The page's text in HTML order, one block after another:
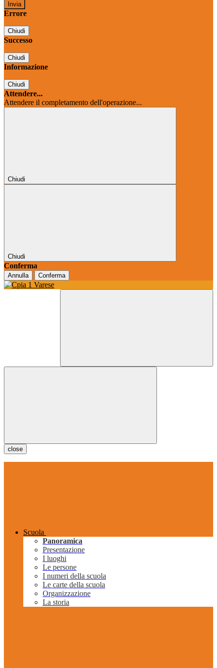
Errore
Chiudi
Successo
Chiudi
Informazione
Chiudi
Attendere...
Attendere il completamento dell'operazione...
Chiudi
Chiudi
Conferma
Annulla Conferma
close
Scuola
Panoramica
Presentazione
I luoghi
Le persone
I numeri della scuola
Le carte della scuola
Organizzazione
La storia